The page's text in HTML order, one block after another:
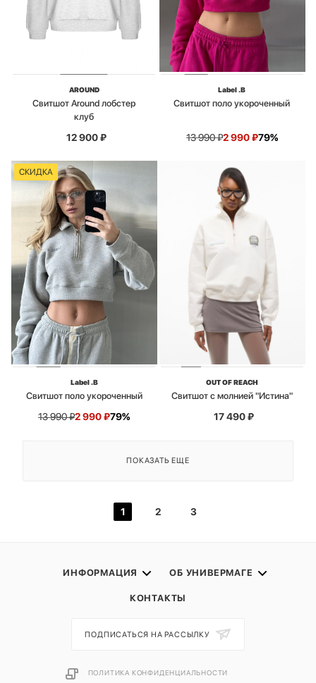
AROUND
Свитшот Around лобстер
клуб
12 900₽
Label .B
Свитшот поло укороченный
13 990₽2 990₽79%
СКИДКА
Label .B
Свитшот поло укороченный
13 990₽2 990₽79%
OUT OF REACH
Свитшот с молнией "Истина"
17 490₽
ПОКАЗАТЬ ЕЩЕ
1 2 3
ИНФОРМАЦИЯ ОБ УНИВЕРМАГЕ
КОНТАКТЫ
ПОДПИСАТЬСЯ НА РАССЫЛКУ
ПОЛИТИКА КОНФИДЕНЦИАЛЬНОСТИ